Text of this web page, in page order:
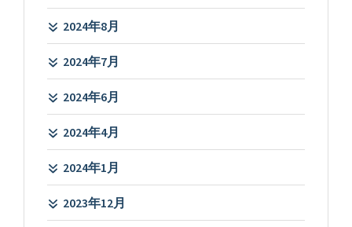
2024年8月
2024年7月
2024年6月
2024年4月
2024年1月
2023年12月